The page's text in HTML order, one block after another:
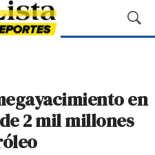
M
o
a
r
B
en
2 mil millones